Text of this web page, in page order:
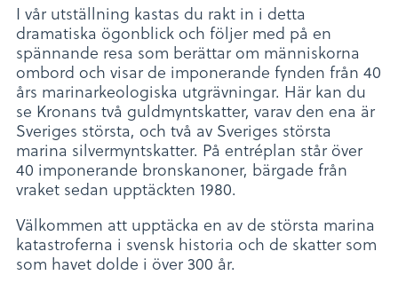
I vår utställning kastas du rakt in i detta
dramatiska ögonblick och följer med på en
spännande resa som berättar om människorna
ombord och visar de imponerande fynden från 40
års marinarkeologiska utgrävningar. Här kan du
se Kronans två guldmyntskatter, varav den ena är
Sveriges största, och två av Sveriges största
marina silvermyntskatter. På entréplan står över
40 imponerande bronskanoner, bärgade från
vraket sedan upptäckten 1980.
Välkommen att upptäcka en av de största marina
katastroferna i svensk historia och de skatter som
som havet dolde i över 300 år.